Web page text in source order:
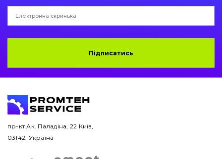
Навісне обладнання
Буровий інструмент
Дорожня фреза
Підписатись
пр-кт Ак. Паладіна, 22 Київ,
03142, Україна